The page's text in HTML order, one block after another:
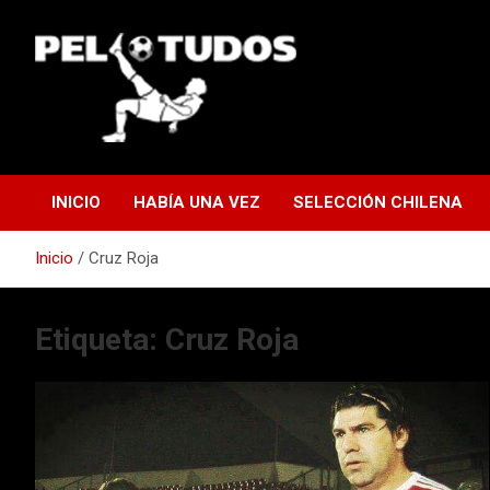
contenido
INICIO HABÍA UNA VEZ SELECCIÓN CHILENA
Inicio Cruz Roja
Etiqueta: Cruz Roja